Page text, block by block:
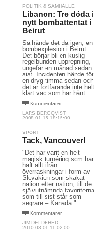
POLITIK & SAMHÄLLE
Libanon: Tre döda i
nytt bombattentat i
Beirut
Så hände det då igen, en
bombexplesion i Beirut.
Det börjar bli en kuslig
regelbunden upprepning,
ungefär en månad sedan
sist. Incidenten hände för
en dryg timma sedan och
det är fortfarande inte helt
klart vad som har hänt.
Kommentarer
LARS BERGQVIST
2008-01-15 18:15:00
SPORT
Tack, Vancouver!
"Det har varit en helt
magisk turnéring som har
haft allt ifrån
överraskningar i form av
Slovakien som skakat
nation efter nation, till de
självutnämnda favoriterna
som till sist står som
segrare – Kanada."
Kommentarer
JIM DELDEHED
2010-03-01 11:02:00